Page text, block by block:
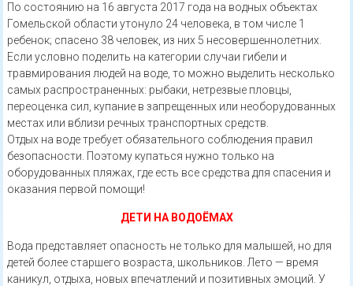
По состоянию на 16 августа 2017 года на водных объектах
Гомельской области утонуло 24 человека, в том числе 1
ребенок; спасено 38 человек, из них 5 несовершеннолетних.
Если условно поделить на категории случаи гибели и
травмирования людей на воде, то можно выделить несколько
самых распространенных: рыбаки, нетрезвые пловцы,
переоценка сил, купание в запрещенных или необорудованных
местах или вблизи речных транспортных средств.
Отдых на воде требует обязательного соблюдения правил
безопасности. Поэтому купаться нужно только на
оборудованных пляжах, где есть все средства для спасения и
оказания первой помощи!
ДЕТИ НА ВОДОЁМАХ
Вода представляет опасность не только для малышей, но для
детей более старшего возраста, школьников. Лето — время
каникул, отдыха, новых впечатлений и позитивных эмоций. У